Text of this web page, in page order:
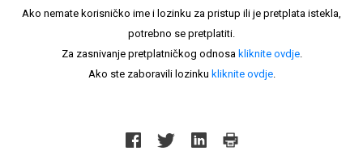
Ako nemate korisničko ime i lozinku za pristup ili je pretplata istekla,
potrebno se pretplatiti.
Za zasnivanje pretplatničkog odnosa kliknite ovdje.
Ako ste zaboravili lozinku kliknite ovdje.